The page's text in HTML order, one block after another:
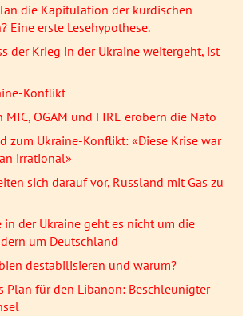
die Kapitulation der kurdischen
Eine erste Lesehypothese.
der Krieg in der Ukraine weitergeht, ist
Konflikt
MIC, OGAM und FIRE erobern die Nato
zum Ukraine-Konflikt: «Diese Krise war
irrational»
sich darauf vor, Russland mit Gas zu
in der Ukraine geht es nicht um die
um Deutschland
destabilisieren und warum?
Plan für den Libanon: Beschleunigter